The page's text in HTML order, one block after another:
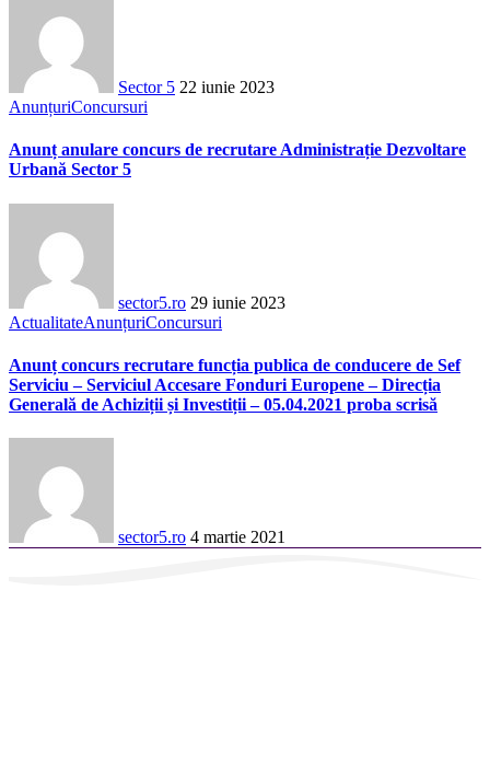
Sector 5 22 iunie 2023
AnunțuriConcursuri
Anunț anulare concurs de recrutare Administrație Dezvoltare
Urbană Sector 5
sector5.ro 29 iunie 2023
ActualitateAnunțuriConcursuri
Anunț concurs recrutare funcția publica de conducere de Sef
Serviciu – Serviciul Accesare Fonduri Europene – Direcția
Generală de Achiziții și Investiții – 05.04.2021 proba scrisă
sector5.ro 4 martie 2021